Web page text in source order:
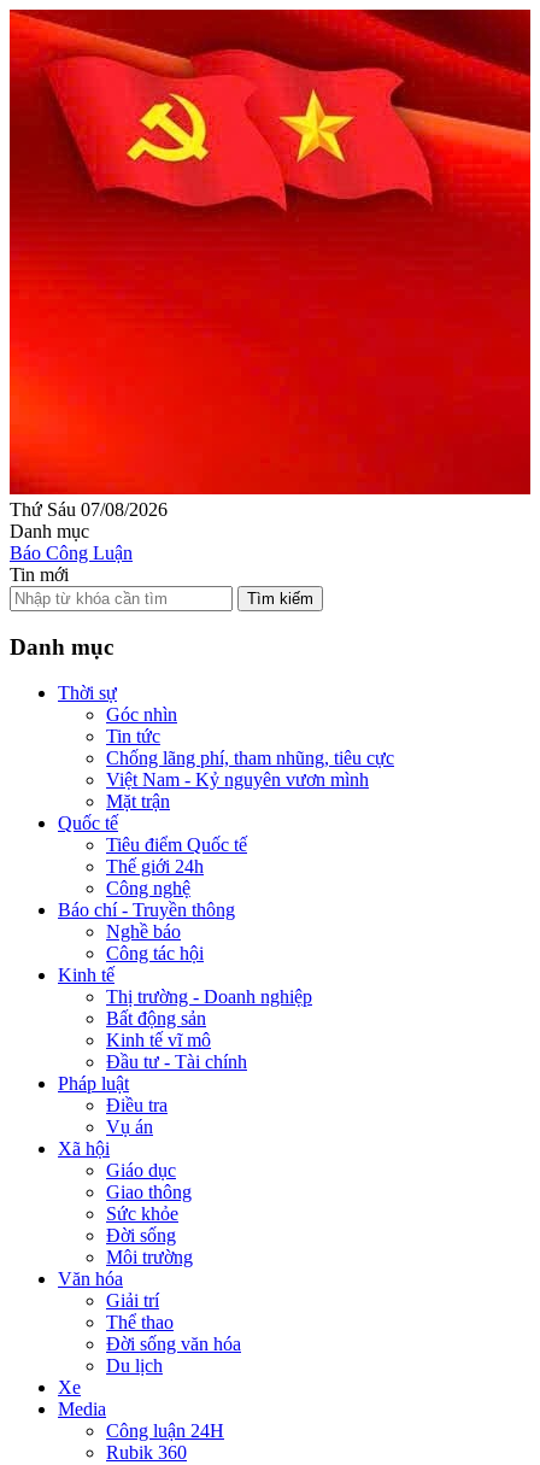
Thứ Sáu 07/08/2026
Danh mục
Báo Công Luận
Tin mới
Tìm kiếm
Danh mục
Thời sự
Góc nhìn
Tin tức
Chống lãng phí, tham nhũng, tiêu cực
Việt Nam - Kỷ nguyên vươn mình
Mặt trận
Quốc tế
Tiêu điểm Quốc tế
Thế giới 24h
Công nghệ
Báo chí - Truyền thông
Nghề báo
Công tác hội
Kinh tế
Thị trường - Doanh nghiệp
Bất động sản
Kinh tế vĩ mô
Đầu tư - Tài chính
Pháp luật
Điều tra
Vụ án
Xã hội
Giáo dục
Giao thông
Sức khỏe
Đời sống
Môi trường
Văn hóa
Giải trí
Thể thao
Đời sống văn hóa
Du lịch
Xe
Media
Công luận 24H
Rubik 360